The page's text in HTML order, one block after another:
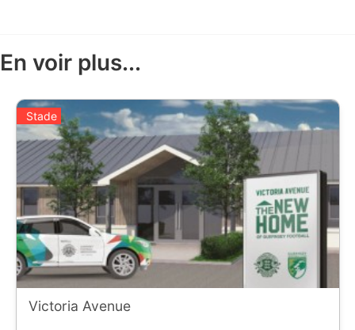
En voir plus...
Stade
Victoria Avenue